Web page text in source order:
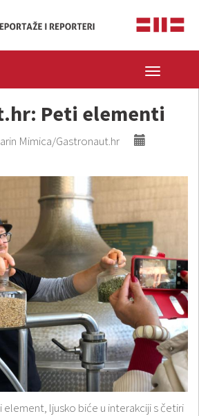
Toggle
navigation
Peti elementi
Mimica/Gastronaut.hr
element, ljusko biće u interakciji s četiri